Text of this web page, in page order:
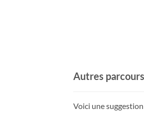
Autres
Voici une